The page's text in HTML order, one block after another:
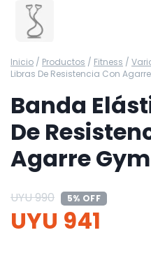
Inicio / Productos / Fitness /
Libras De Resistencia Con
Banda
De
Agarre
UYU990 5% OFF
UYU 941